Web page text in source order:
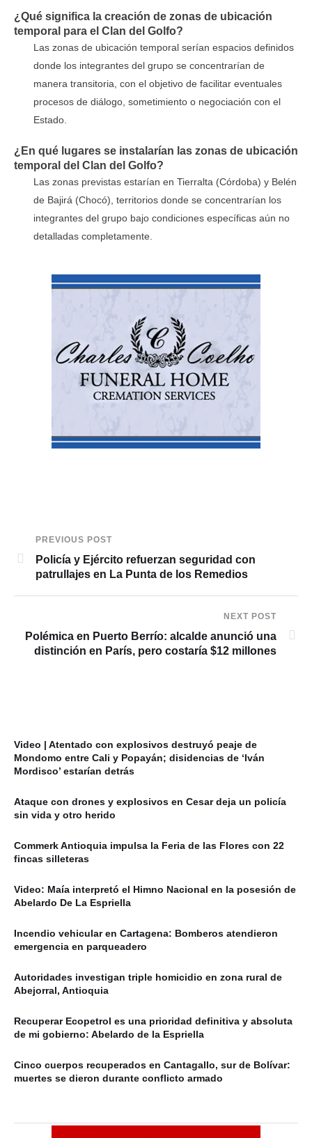
¿Qué significa la creación de zonas de ubicación
temporal para el Clan del Golfo?
Las zonas de ubicación temporal serían espacios definidos
donde los integrantes del grupo se concentrarían de
manera transitoria, con el objetivo de facilitar eventuales
procesos de diálogo, sometimiento o negociación con el
Estado.
¿En qué lugares se instalarían las zonas de ubicación
temporal del Clan del Golfo?
Las zonas previstas estarían en Tierralta (Córdoba) y Belén
de Bajirá (Chocó), territorios donde se concentrarían los
integrantes del grupo bajo condiciones específicas aún no
detalladas completamente.
PREVIOUS POST
Policía y Ejército refuerzan seguridad con
patrullajes en La Punta de los Remedios
NEXT POST
Polémica en Puerto Berrío: alcalde anunció una
distinción en París, pero costaría $12 millones
Video | Atentado con explosivos destruyó peaje de
Mondomo entre Cali y Popayán; disidencias de ‘Iván
Mordisco’ estarían detrás
Ataque con drones y explosivos en Cesar deja un policía
sin vida y otro herido
Commerk Antioquia impulsa la Feria de las Flores con 22
fincas silleteras
Video: Maía interpretó el Himno Nacional en la posesión de
Abelardo De La Espriella
Incendio vehicular en Cartagena: Bomberos atendieron
emergencia en parqueadero
Autoridades investigan triple homicidio en zona rural de
Abejorral, Antioquia
Recuperar Ecopetrol es una prioridad definitiva y absoluta
de mi gobierno: Abelardo de la Espriella
Cinco cuerpos recuperados en Cantagallo, sur de Bolívar:
muertes se dieron durante conflicto armado